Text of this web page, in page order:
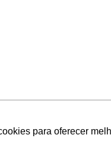
para oferecer